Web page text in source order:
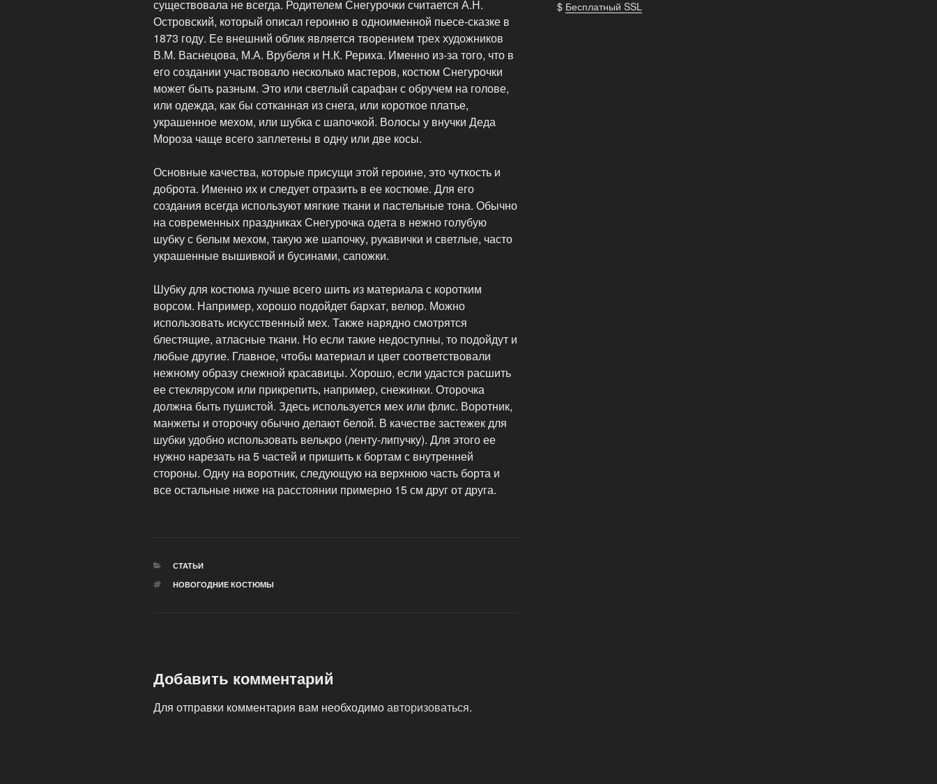
существовала не всегда. Родителем Снегурочки считается А.Н.
Островский, который описал героиню в одноименной пьесе-сказке в
1873 году. Ее внешний облик является творением трех художников
В.М. Васнецова, М.А. Врубеля и Н.К. Рериха. Именно из-за того, что в
его создании участвовало несколько мастеров, костюм Снегурочки
может быть разным. Это или светлый сарафан с обручем на голове,
или одежда, как бы сотканная из снега, или короткое платье,
украшенное мехом, или шубка с шапочкой. Волосы у внучки Деда
Мороза чаще всего заплетены в одну или две косы.
Основные качества, которые присущи этой героине, это чуткость и
доброта. Именно их и следует отразить в ее костюме. Для его
создания всегда используют мягкие ткани и пастельные тона. Обычно
на современных праздниках Снегурочка одета в нежно голубую
шубку с белым мехом, такую же шапочку, рукавички и светлые, часто
украшенные вышивкой и бусинами, сапожки.
Шубку для костюма лучше всего шить из материала с коротким
ворсом. Например, хорошо подойдет бархат, велюр. Можно
использовать искусственный мех. Также нарядно смотрятся
блестящие, атласные ткани. Но если такие недоступны, то подойдут и
любые другие. Главное, чтобы материал и цвет соответствовали
нежному образу снежной красавицы. Хорошо, если удастся расшить
ее стеклярусом или прикрепить, например, снежинки. Оторочка
должна быть пушистой. Здесь используется мех или флис. Воротник,
манжеты и оторочку обычно делают белой. В качестве застежек для
шубки удобно использовать велькро (ленту-липучку). Для этого ее
нужно нарезать на 5 частей и пришить к бортам с внутренней
стороны. Одну на воротник, следующую на верхнюю часть борта и
все остальные ниже на расстоянии примерно 15 см друг от друга.
РУБРИКИ
СТАТЬИ
МЕТКИ
НОВОГОДНИЕ КОСТЮМЫ
Добавить комментарий
Для отправки комментария вам необходимоавторизоваться.
$ Бесплатный SSL